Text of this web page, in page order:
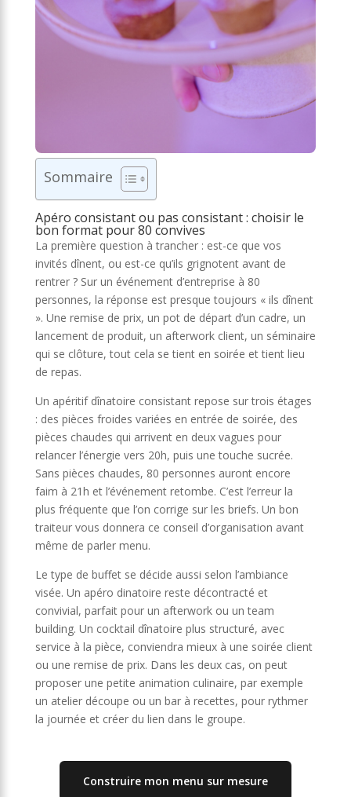
Sommaire
Apéro consistant ou pas consistant : choisir le
bon format pour 80 convives
La première question à trancher : est-ce que vos
invités dînent, ou est-ce qu’ils grignotent avant de
rentrer ? Sur un événement d’entreprise à 80
personnes, la réponse est presque toujours « ils dînent
». Une remise de prix, un pot de départ d’un cadre, un
lancement de produit, un afterwork client, un séminaire
qui se clôture, tout cela se tient en soirée et tient lieu
de repas.
Un apéritif dînatoire consistant repose sur trois étages
: des pièces froides variées en entrée de soirée, des
pièces chaudes qui arrivent en deux vagues pour
relancer l’énergie vers 20h, puis une touche sucrée.
Sans pièces chaudes, 80 personnes auront encore
faim à 21h et l’événement retombe. C’est l’erreur la
plus fréquente que l’on corrige sur les briefs. Un bon
traiteur vous donnera ce conseil d’organisation avant
même de parler menu.
Le type de buffet se décide aussi selon l’ambiance
visée. Un apéro dinatoire reste décontracté et
convivial, parfait pour un afterwork ou un team
building. Un cocktail dînatoire plus structuré, avec
service à la pièce, conviendra mieux à une soirée client
ou une remise de prix. Dans les deux cas, on peut
proposer une petite animation culinaire, par exemple
un atelier découpe ou un bar à recettes, pour rythmer
la journée et créer du lien dans le groupe.
Construire mon menu sur mesure